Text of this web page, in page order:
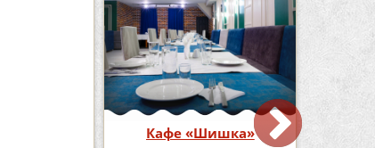
Кафе «Шишка»